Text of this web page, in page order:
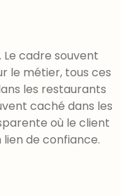
cadre souvent
le métier, tous ces
les restaurants
caché dans les
où le client
de confiance.